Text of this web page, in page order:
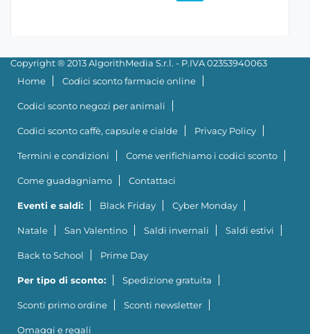
Copyright ® 2013 AlgorithMedia S.r.l. - P.IVA 02353940063
Home
Codici sconto farmacie online
Codici sconto negozi per animali
Codici sconto caffè, capsule e cialde Privacy Policy
Termini e condizioni Come verifichiamo i codici sconto
Come guadagniamo Contattaci
Eventi e saldi: Black Friday Cyber Monday
Natale San Valentino Saldi invernali Saldi estivi
Back to School Prime Day
Per tipo di sconto: Spedizione gratuita
Sconti primo ordine Sconti newsletter
Omaggi e regali